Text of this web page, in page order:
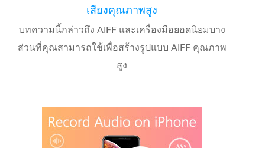
เสียงคุณภาพสูง
บทความนี้กล่าวถึง AIFF และเครื่องมือยอดนิยมบาง
ส่วนที่คุณสามารถใช้เพื่อสร้างรูปแบบ AIFF คุณภาพ
สูง